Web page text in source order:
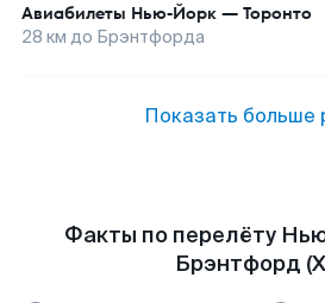
Авиабилеты Нью-Йорк — Торонто
28 км до Брэнтфорда
Показать больше
Факты по перелёту
Брэнтфорд